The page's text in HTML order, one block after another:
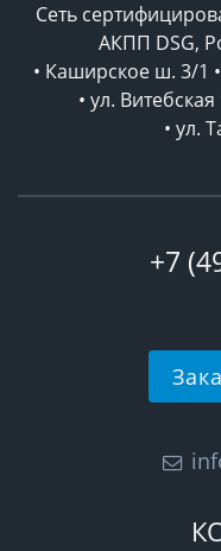
Сеть
АКПП DSG,
• Каширское ш. 3/1
• ул.
• ул.
+7